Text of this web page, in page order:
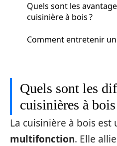
Quels sont les
cuisinière à bois ?
Comment entretenir
Quels sont les
cuisinières à
La cuisinière à bois est
multifonction. Elle